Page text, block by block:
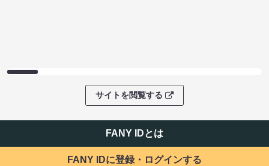
サイトを閲覧する
FANY IDとは
FANY IDに登録・ログインする